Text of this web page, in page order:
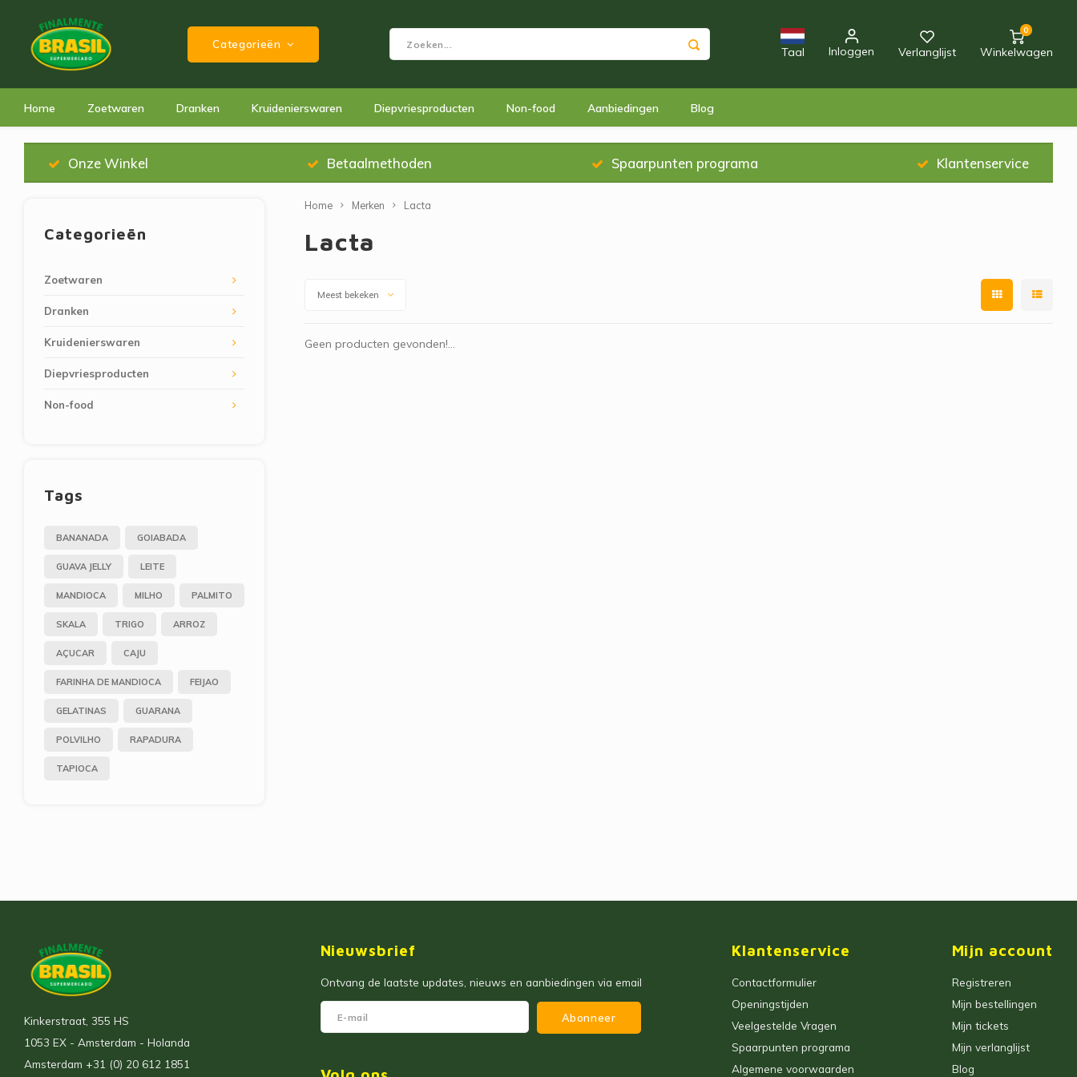
Categorieën
Taal Inloggen Verlanglijst
0
Winkelwagen
Home Zoetwaren Dranken Kruidenierswaren Diepvriesproducten Non-food Aanbiedingen Blog
Onze Winkel Betaalmethoden Spaarpunten programa Klantenservice
Categorieën
Zoetwaren
Dranken
Kruidenierswaren
Diepvriesproducten
Non-food
Tags
BANANADA GOIABADA
GUAVA JELLY LEITE
MANDIOCA MILHO PALMITO
SKALA TRIGO ARROZ
AÇUCAR CAJU
FARINHA DE MANDIOCA FEIJAO
GELATINAS GUARANA
POLVILHO RAPADURA
TAPIOCA
Home Merken Lacta
Lacta
Meest bekeken
Geen producten gevonden!...
Kinkerstraat, 355 HS
1053 EX - Amsterdam - Holanda
Amsterdam +31 (0) 20 612 1851
Nieuwsbrief
Ontvang de laatste updates, nieuws en aanbiedingen via email
Abonneer
Klantenservice
Contactformulier
Openingstijden
Veelgestelde Vragen
Spaarpunten programa
Algemene voorwaarden
Mijn account
Registreren
Mijn bestellingen
Mijn tickets
Mijn verlanglijst
Blog